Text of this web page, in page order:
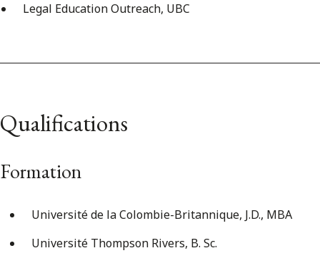
Legal Education Outreach, UBC
Qualifications
Formation
Université de la Colombie-Britannique, J.D., MBA
Université Thompson Rivers, B. Sc.